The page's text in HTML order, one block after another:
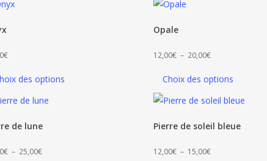
des options
€
Choix des options
Opale
12,00€ – 20,00€Plage
prix :
12,00€
de lune
€ – 25,00€Plage
Pierre de soleil bleue
12,00€ – 15,00€Plage